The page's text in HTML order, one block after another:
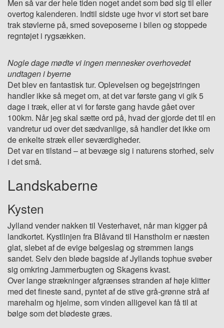
Men så var der hele tiden noget andet som bød sig til eller
overtog kalenderen. Indtil sidste uge hvor vi stort set bare
trak støvlerne på, smed soveposerne i bilen og stoppede
regntøjet i rygsækken.
Nogle dage mødte vi ingen mennesker overhovedet
undtagen i byerne
Det blev en fantastisk tur. Oplevelsen og begejstringen
handler ikke så meget om, at det var første gang vi gik 5
dage i træk, eller at vi for første gang havde gået over
100km. Når jeg skal sætte ord på, hvad der gjorde det til en
vandretur ud over det sædvanlige, så handler det ikke om
de enkelte stræk eller seværdigheder.
Det var en tilstand – at bevæge sig i naturens storhed, selv
i det små.
Landskaberne
Kysten
Jylland vender nakken til Vesterhavet, når man kigger på
landkortet. Kystlinjen fra Blåvand til Hanstholm er næsten
glat, slebet af de evige bølgeslag og strømmen langs
sandet. Selv den bløde bagside af Jyllands tophue svøber
sig omkring Jammerbugten og Skagens kvast.
Over lange strækninger afgrænses stranden af høje klitter
med det fineste sand, pyntet af de stive grå-grønne strå af
marehalm og hjelme, som vinden alligevel kan få til at
bølge som det blødeste græs.